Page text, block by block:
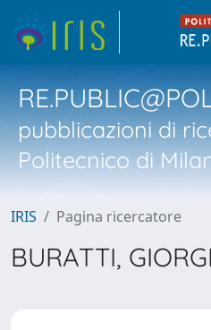
pubblicazioni di
Politecnico di
IRIS Pagina ricercatore
BURATTI,